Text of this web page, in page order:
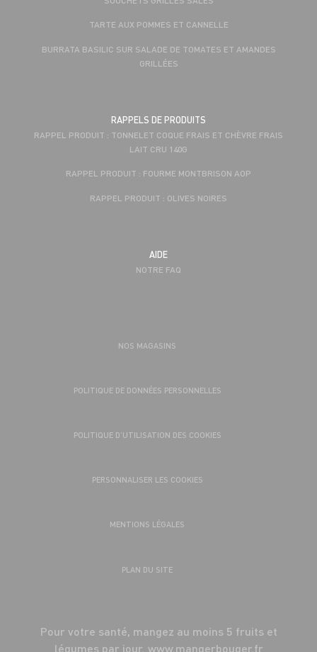
TARTE AUX POMMES ET CANNELLE
BURRATA BASILIC SUR SALADE DE TOMATES ET AMANDES
GRILLÉES
RAPPELS DE PRODUITS
RAPPEL PRODUIT : TONNELET COQUE FRAIS ET CHÈVRE FRAIS
LAIT CRU 140G
RAPPEL PRODUIT : FOURME MONTBRISON AOP
RAPPEL PRODUIT : OLIVES NOIRES
AIDE
NOTRE FAQ
NOS MAGASINS
POLITIQUE DE DONNÉES PERSONNELLES
POLITIQUE D’UTILISATION DES COOKIES
PERSONNALISER LES COOKIES
MENTIONS LÉGALES
PLAN DU SITE
Pour votre santé, mangez au moins 5 fruits et
légumes par jour. www.mangerbouger.fr